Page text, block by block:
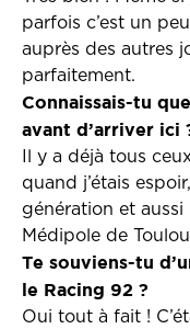
parfois c’est un
auprès des autres
parfaitement.
Connaissais-tu
avant d’arriver ici
Il y a déjà tous
quand j’étais
génération et aussi
Médipole de
Te souviens-tu
le Racing 92 ?
Oui tout à fait !